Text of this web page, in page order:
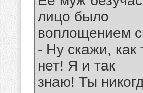
лицо было
воплощением
- Ну скажи, как
нет! Я и так
знаю! Ты